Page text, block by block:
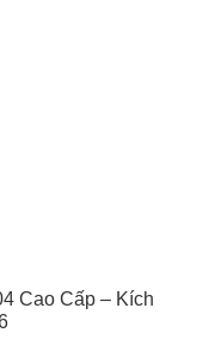
Cao Cấp – Kích